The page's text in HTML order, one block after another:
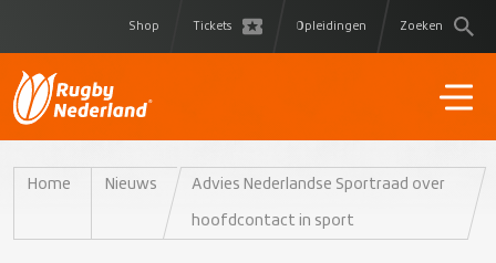
Shop Tickets Opleidingen Zoeken
Home Nieuws Advies Nederlandse Sportraad over
hoofdcontact in sport